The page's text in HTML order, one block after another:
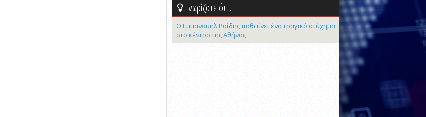
Γνωρίζατε ότι...
Ο Εμμανουήλ Ροΐδης παθαίνει ένα τραγικό ατύχημα
στο κέντρο της Αθήνας